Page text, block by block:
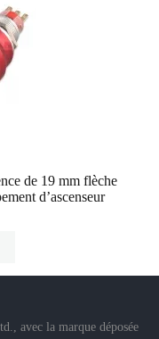
de 19 mm flèche
d’ascenseur
avec la marque déposée